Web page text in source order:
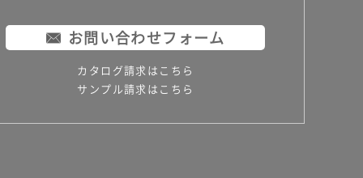
お問い合わせフォーム
カタログ請求はこちら
サンプル請求はこちら